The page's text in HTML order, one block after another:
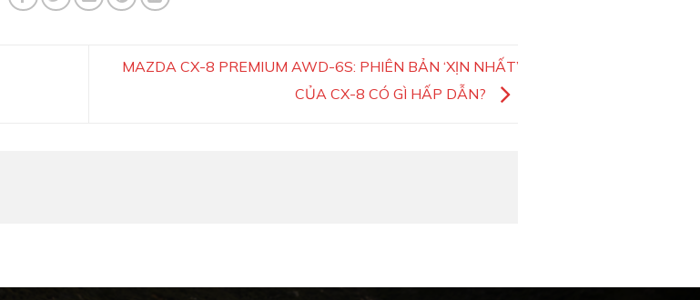
MAZDA CX-8 PREMIUM AWD-6S: PHIÊN BẢN ‘XỊN NHẤT’
CỦA CX-8 CÓ GÌ HẤP DẪN?